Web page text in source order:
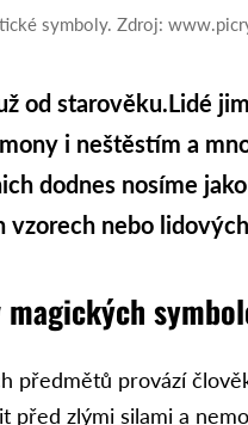
symboly. Zdroj:
od starověku.Lidé
i neštěstím a
dodnes nosíme
nebo
předmětů provází
před zlými silami a